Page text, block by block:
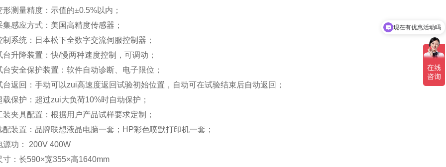
形测量精度：示值的±0.5%以内；
集感应方式：美国高精度传感器；
制系统：日本松下全数字交流伺服控制器；
台升降装置：快/慢两种速度控制，可调动；
台安全保护装置：软件自动诊断、电子限位；
台返回：手动可以zui高速度返回试验初始位置，自动可在试验结束后自动返回；
载保护：超过zui大负荷10%时自动保护；
装夹具配置：根据用户产品试样要求定制；
配装置：品牌联想液晶电脑一套；HP彩色喷默打印机一套；
源功： 200V 400W
寸：长590×宽355×高1640mm
可以介绍下你们的产品么